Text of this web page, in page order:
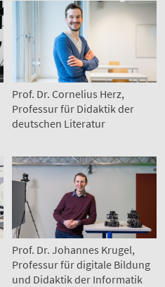
Prof. Dr. Cornelius Herz,
Professur für Didaktik der
deutschen Literatur
Prof. Dr. Johannes Krugel,
Professur für digitale Bildung
und Didaktik der Informatik